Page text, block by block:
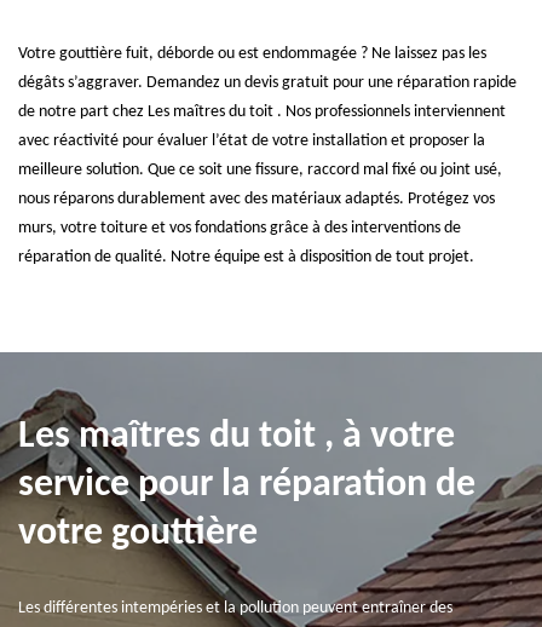
Votre gouttière fuit, déborde ou est endommagée ? Ne laissez pas les
dégâts s’aggraver. Demandez un devis gratuit pour une réparation rapide
de notre part chez Les maîtres du toit . Nos professionnels interviennent
avec réactivité pour évaluer l’état de votre installation et proposer la
meilleure solution. Que ce soit une fissure, raccord mal fixé ou joint usé,
nous réparons durablement avec des matériaux adaptés. Protégez vos
murs, votre toiture et vos fondations grâce à des interventions de
réparation de qualité. Notre équipe est à disposition de tout projet.
Les maîtres du toit , à votre
service pour la réparation de
votre gouttière
Les différentes intempéries et la pollution peuvent entraîner des